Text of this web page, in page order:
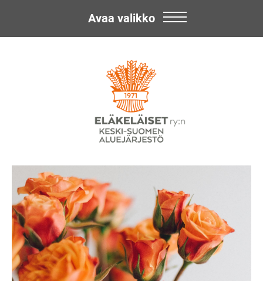
Eläkeläiset
ry:n
Keski-
Suomen
Aluejärjestö
Avaa valikko